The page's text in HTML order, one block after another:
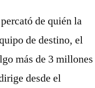
de quién la
de destino, el
más de 3 millones
desde el